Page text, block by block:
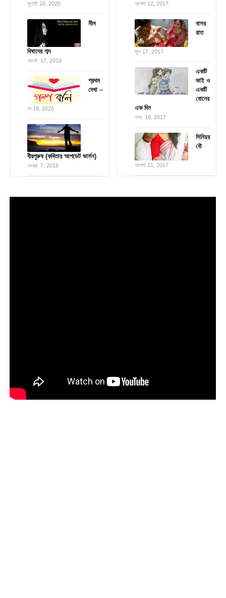
জুলাই 16, 2020
নীল
বিষাদের শব্দ
সেপ্টে. 17, 2019
প্রথম
দেখা –
মে 19, 2020
বীরপুরুষ (কবিতার আপডেট ভার্সন)
ফেব্রু. 7, 2018
আগস্ট 12, 2017
বাসর
রাত
জুন 17, 2017
একটি
ভাই ও
একটি
বোনের
এক দিন
নভে. 19, 2017
সিনিয়র
বৌ
আগস্ট 11, 2017